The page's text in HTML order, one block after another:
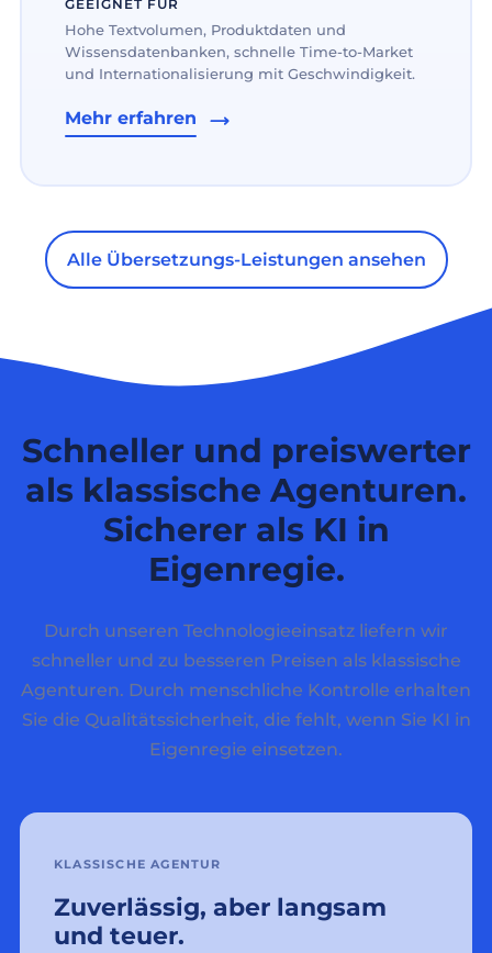
GEEIGNET FÜR
Hohe Textvolumen, Produktdaten und
Wissensdatenbanken, schnelle Time-to-Market
und Internationalisierung mit Geschwindigkeit.
Mehr erfahren
Alle Übersetzungs-Leistungen ansehen
Schneller und preiswerter
als klassische Agenturen.
Sicherer als KI in
Eigenregie.
Durch unseren Technologieeinsatz liefern wir
schneller und zu besseren Preisen als klassische
Agenturen. Durch menschliche Kontrolle erhalten
Sie die Qualitätssicherheit, die fehlt, wenn Sie KI in
Eigenregie einsetzen.
KLASSISCHE AGENTUR
Zuverlässig, aber langsam
und teuer.